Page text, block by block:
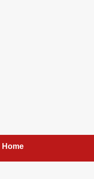
Home